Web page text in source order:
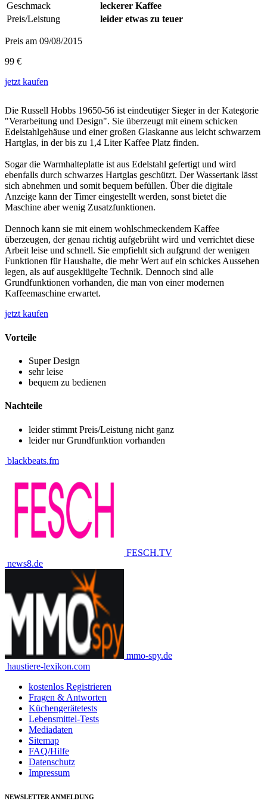
Geschmack
leckerer Kaffee
Preis/Leistung
leider etwas zu teuer
Preis am 09/08/2015
99 €
jetztkaufen
Die Russell Hobbs 19650-56 ist eindeutiger Sieger in der Kategorie
"Verarbeitung und Design". Sie überzeugt mit einem schicken
Edelstahlgehäuse und einer großen Glaskanne aus leicht schwarzem
Hartglas, in der bis zu 1,4 Liter Kaffee Platz finden.
Sogar die Warmhalteplatte ist aus Edelstahl gefertigt und wird
ebenfalls durch schwarzes Hartglas geschützt. Der Wassertank lässt
sich abnehmen und somit bequem befüllen. Über die digitale
Anzeige kann der Timer eingestellt werden, sonst bietet die
Maschine aber wenig Zusatzfunktionen.
Dennoch kann sie mit einem wohlschmeckendem Kaffee
überzeugen, der genau richtig aufgebrüht wird und verrichtet diese
Arbeit leise und schnell. Sie empfiehlt sich aufgrund der wenigen
Funktionen für Haushalte, die mehr Wert auf ein schickes Aussehen
legen, als auf ausgeklügelte Technik. Dennoch sind alle
Grundfunktionen vorhanden, die man von einer modernen
Kaffeemaschine erwartet.
jetztkaufen
Vorteile
Super Design
sehr leise
bequem zu bedienen
Nachteile
leider stimmt Preis/Leistung nicht ganz
leider nur Grundfunktion vorhanden
blackbeats.fm
FESCH.TV
news8.de
mmo-spy.de
haustiere-lexikon.com
kostenlos Registrieren
Fragen & Antworten
Küchengerätetests
Lebensmittel-Tests
Mediadaten
Sitemap
FAQ/Hilfe
Datenschutz
Impressum
NEWSLETTER ANMELDUNG